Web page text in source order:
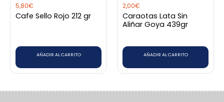
5,80€
Cafe Sello Rojo 212 gr
AÑADIR AL CARRITO
2,00€
Caraotas Lata Sin
Aliñar Goya 439gr
AÑADIR AL CARRITO